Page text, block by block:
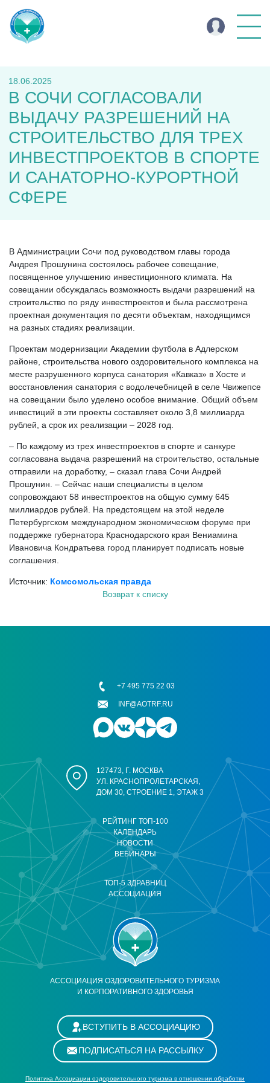
18.06.2025
В СОЧИ СОГЛАСОВАЛИ
ВЫДАЧУ РАЗРЕШЕНИЙ НА
СТРОИТЕЛЬСТВО ДЛЯ ТРЕХ
ИНВЕСТПРОЕКТОВ В СПОРТЕ
И САНАТОРНО-КУРОРТНОЙ
СФЕРЕ
В Администрации Сочи под руководством главы города
Андрея Прошунина состоялось рабочее совещание,
посвященное улучшению инвестиционного климата. На
совещании обсуждалась возможность выдачи разрешений на
строительство по ряду инвестпроектов и была рассмотрена
проектная документация по десяти объектам, находящимся
на разных стадиях реализации.
Проектам модернизации Академии футбола в Адлерском
районе, строительства нового оздоровительного комплекса на
месте разрушенного корпуса санатория «Кавказ» в Хосте и
восстановления санатория с водолечебницей в селе Чвижепсе
на совещании было уделено особое внимание. Общий объем
инвестиций в эти проекты составляет около 3,8 миллиарда
рублей, а срок их реализации – 2028 год.
– По каждому из трех инвестпроектов в спорте и санкуре
согласована выдача разрешений на строительство, остальные
отправили на доработку, – сказал глава Сочи Андрей
Прошунин. – Сейчас наши специалисты в целом
сопровождают 58 инвестпроектов на общую сумму 645
миллиардов рублей. На предстоящем на этой неделе
Петербургском международном экономическом форуме при
поддержке губернатора Краснодарского края Вениамина
Ивановича Кондратьева город планирует подписать новые
соглашения.
Источник: Комсомольская правда
Возврат к списку
АССОЦИАЦИЯ ОЗДОРОВИТЕЛЬНОГО ТУРИЗМА
И КОРПОРАТИВНОГО ЗДОРОВЬЯ
РЕЙТИНГ ТОП-100
КАЛЕНДАРЬ
НОВОСТИ
ВЕБИНАРЫ
ТОП-5 ЗДРАВНИЦ
АССОЦИАЦИЯ
127473, Г. МОСКВА
УЛ. КРАСНОПРОЛЕТАРСКАЯ,
ДОМ 30, СТРОЕНИЕ 1, ЭТАЖ 3
+7 495 775 22 03
INF@AOTRF.RU
ВСТУПИТЬ В АССОЦИАЦИЮ
ПОДПИСАТЬСЯ НА РАССЫЛКУ
Политика Ассоциации оздоровительного туризма в отношении обработки